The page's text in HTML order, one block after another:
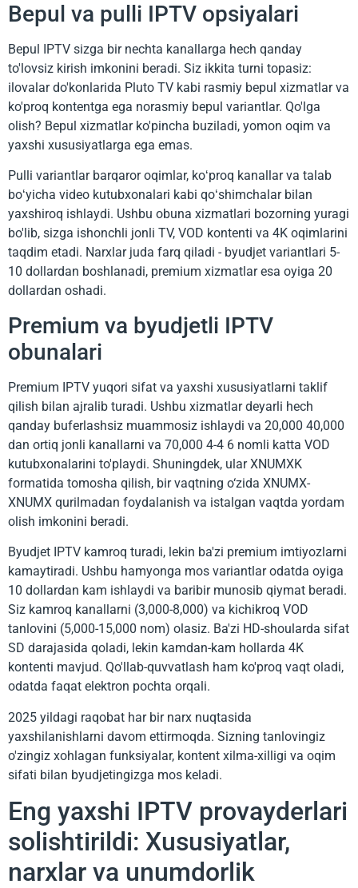
Bepul va pulli IPTV opsiyalari
Bepul IPTV sizga bir nechta kanallarga hech qanday
to'lovsiz kirish imkonini beradi. Siz ikkita turni topasiz:
ilovalar do'konlarida Pluto TV kabi rasmiy bepul xizmatlar va
ko'proq kontentga ega norasmiy bepul variantlar. Qo'lga
olish? Bepul xizmatlar ko'pincha buziladi, yomon oqim va
yaxshi xususiyatlarga ega emas.
Pulli variantlar barqaror oqimlar, koʻproq kanallar va talab
boʻyicha video kutubxonalari kabi qoʻshimchalar bilan
yaxshiroq ishlaydi. Ushbu obuna xizmatlari bozorning yuragi
bo'lib, sizga ishonchli jonli TV, VOD kontenti va 4K oqimlarini
taqdim etadi. Narxlar juda farq qiladi - byudjet variantlari 5-
10 dollardan boshlanadi, premium xizmatlar esa oyiga 20
dollardan oshadi.
Premium va byudjetli IPTV
obunalari
Premium IPTV yuqori sifat va yaxshi xususiyatlarni taklif
qilish bilan ajralib turadi. Ushbu xizmatlar deyarli hech
qanday buferlashsiz muammosiz ishlaydi va 20,000 40,000
dan ortiq jonli kanallarni va 70,000 4-4 6 nomli katta VOD
kutubxonalarini to'playdi. Shuningdek, ular XNUMXK
formatida tomosha qilish, bir vaqtning o‘zida XNUMX-
XNUMX qurilmadan foydalanish va istalgan vaqtda yordam
olish imkonini beradi.
Byudjet IPTV kamroq turadi, lekin ba'zi premium imtiyozlarni
kamaytiradi. Ushbu hamyonga mos variantlar odatda oyiga
10 dollardan kam ishlaydi va baribir munosib qiymat beradi.
Siz kamroq kanallarni (3,000-8,000) va kichikroq VOD
tanlovini (5,000-15,000 nom) olasiz. Ba'zi HD-shoularda sifat
SD darajasida qoladi, lekin kamdan-kam hollarda 4K
kontenti mavjud. Qo'llab-quvvatlash ham ko'proq vaqt oladi,
odatda faqat elektron pochta orqali.
2025 yildagi raqobat har bir narx nuqtasida
yaxshilanishlarni davom ettirmoqda. Sizning tanlovingiz
o'zingiz xohlagan funksiyalar, kontent xilma-xilligi va oqim
sifati bilan byudjetingizga mos keladi.
Eng yaxshi IPTV provayderlari
solishtirildi: Xususiyatlar,
narxlar va unumdorlik